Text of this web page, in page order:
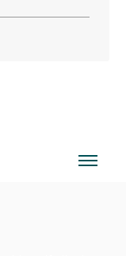
al 45% oggi!